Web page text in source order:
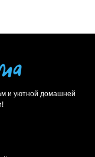
и уютной домашней